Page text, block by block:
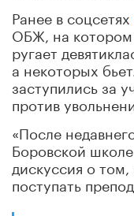
Ранее в соцсетях
ОБЖ, на котором
ругает
а некоторых
заступились за
против
«После
Боровской
дискуссия о
поступать